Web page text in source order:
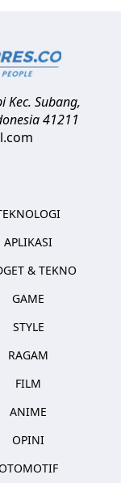
Kec. Subang,
41211
APLIKASI
& TEKNO
GAME
STYLE
RAGAM
FILM
ANIME
OPINI